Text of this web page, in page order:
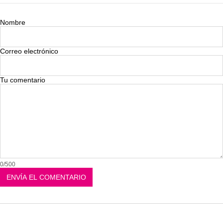
Nombre
Correo electrónico
Tu comentario
0/500